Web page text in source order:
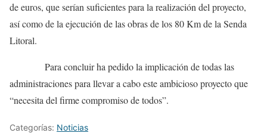
de euros, que serían suficientes para la realización del proyecto,
así como de la ejecución de las obras de los 80 Km de la Senda
Litoral.
Para concluir ha pedido la implicación de todas las
administraciones para llevar a cabo este ambicioso proyecto que
“necesita del firme compromiso de todos”.
Categorías: Noticias